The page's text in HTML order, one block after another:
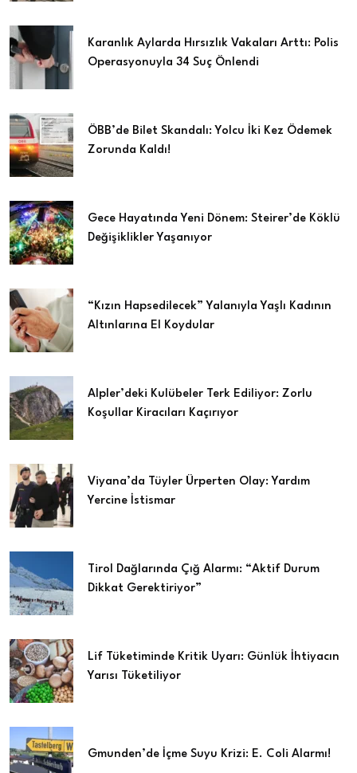
Karanlık Aylarda Hırsızlık Vakaları Arttı: Polis
Operasyonuyla 34 Suç Önlendi
ÖBB’de Bilet Skandalı: Yolcu İki Kez Ödemek
Zorunda Kaldı!
Gece Hayatında Yeni Dönem: Steirer’de Köklü
Değişiklikler Yaşanıyor
“Kızın Hapsedilecek” Yalanıyla Yaşlı Kadının
Altınlarına El Koydular
Alpler’deki Kulübeler Terk Ediliyor: Zorlu
Koşullar Kiracıları Kaçırıyor
Viyana’da Tüyler Ürperten Olay: Yardım
Yercine İstismar
Tirol Dağlarında Çığ Alarmı: “Aktif Durum
Dikkat Gerektiriyor”
Lif Tüketiminde Kritik Uyarı: Günlük İhtiyacın
Yarısı Tüketiliyor
Gmunden’de İçme Suyu Krizi: E. Coli Alarmı!